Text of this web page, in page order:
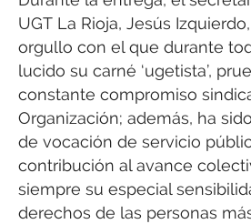
UGT La Rioja, Jesús
orgullo con el que durante
lucido su carné ‘ugetista’,
constante compromiso
Organización; además, ha
de vocación de servicio
contribución al avance
siempre su especial
derechos de las personas